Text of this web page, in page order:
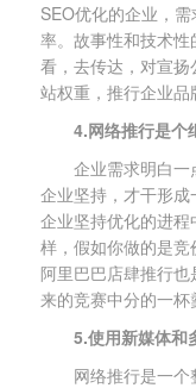
SEO优化的企业，
率。故事性和技术
看，去传达，对宣
站权重，推行企业
4.网络推行是个
企业需求明白
企业坚持，才干形
企业坚持优化的进
样，假如你做的是竞
阿里巴巴店肆推行
来的竞赛中分的一杯
5.使用新媒体和
网络推行是一